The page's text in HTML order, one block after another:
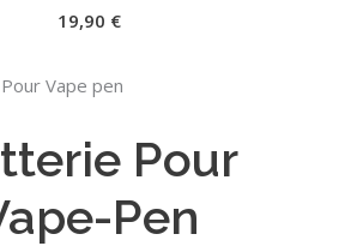
19,90 €
Pour
Pen